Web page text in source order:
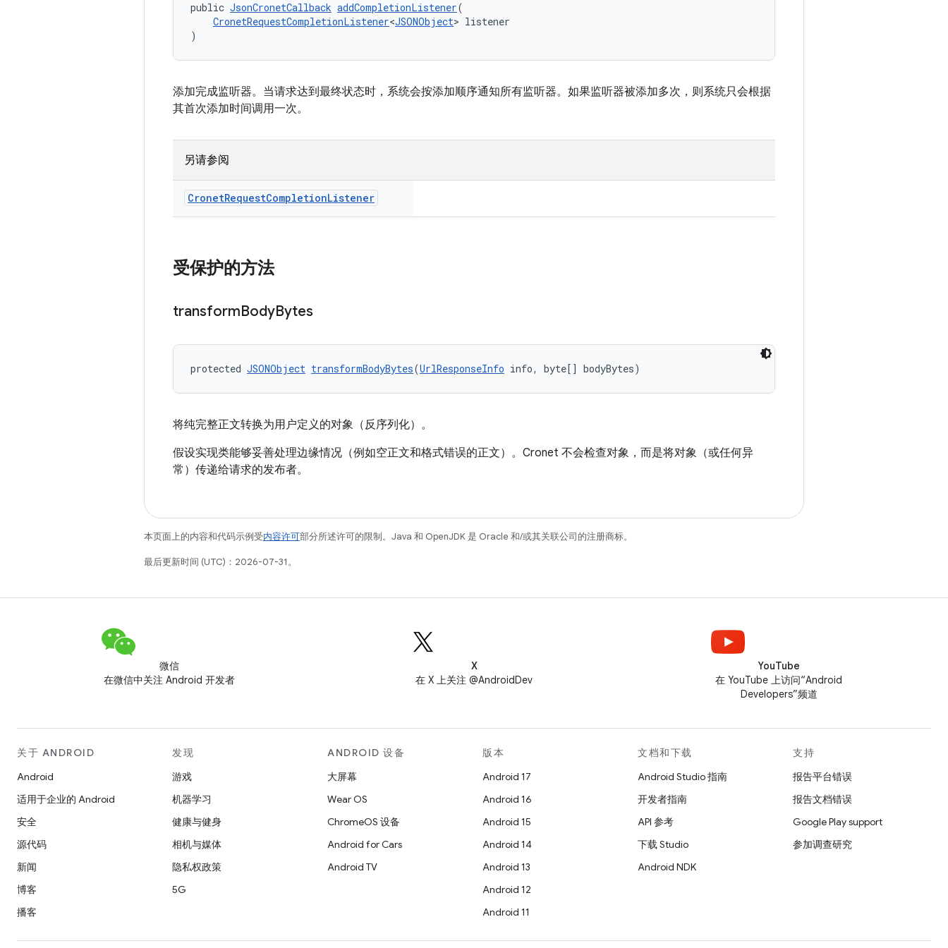
public JsonCronetCallback addCompletionListener(
CronetRequestCompletionListener<JSONObject> listener
)
添加完成监听器。当请求达到最终状态时，系统会按添加顺序通知所有监听器。如果监听器被添加多次，则系统只会根据
其首次添加时间调用一次。
另请参阅
CronetRequestCompletionListener
受保护的方法
transformBodyBytes
protected JSONObject transformBodyBytes(UrlResponseInfo info, byte[] bodyBytes)
将纯完整正文转换为用户定义的对象（反序列化）。
假设实现类能够妥善处理边缘情况（例如空正文和格式错误的正文）。Cronet 不会检查对象，而是将对象（或任何异
常）传递给请求的发布者。
本页面上的内容和代码示例受内容许可部分所述许可的限制。Java 和 OpenJDK 是 Oracle 和/或其关联公司的注册商标。
最后更新时间 (UTC)：2026-07-31。
微信
在微信中关注 Android 开发者
X
在 X 上关注 @AndroidDev
YouTube
在 YouTube 上访问“Android
Developers”频道
关于 ANDROID
Android
适用于企业的 Android
安全
源代码
新闻
博客
播客
发现
游戏
机器学习
健康与健身
相机与媒体
隐私权政策
5G
ANDROID 设备
大屏幕
Wear OS
ChromeOS 设备
Android for Cars
Android TV
版本
Android 17
Android 16
Android 15
Android 14
Android 13
Android 12
Android 11
文档和下载
Android Studio 指南
开发者指南
API 参考
下载 Studio
Android NDK
支持
报告平台错误
报告文档错误
Google Play support
参加调查研究